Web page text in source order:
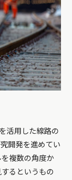
活用した線路の
開発を進めてい
複数の角度か
るというもの